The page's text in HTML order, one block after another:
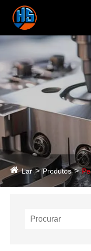
Lar Produtos